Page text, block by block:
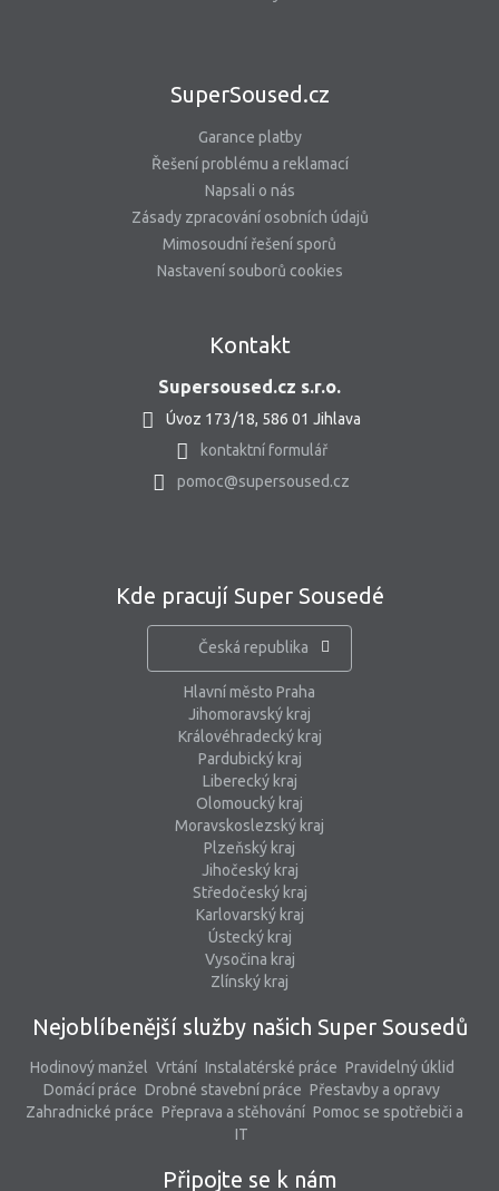
SuperSoused.cz
Garance platby
Řešení problému a reklamací
Napsali o nás
Zásady zpracování osobních údajů
Mimosoudní řešení sporů
Nastavení souborů cookies
Kontakt
Supersoused.cz s.r.o.
Úvoz 173/18, 586 01 Jihlava
kontaktní formulář
pomoc@supersoused.cz
Kde pracují Super Sousedé
Česká republika
Hlavní město Praha
Jihomoravský kraj
Královéhradecký kraj
Pardubický kraj
Liberecký kraj
Olomoucký kraj
Moravskoslezský kraj
Plzeňský kraj
Jihočeský kraj
Středočeský kraj
Karlovarský kraj
Ústecký kraj
Vysočina kraj
Zlínský kraj
Nejoblíbenější služby našich Super Sousedů
Hodinový manžel Vrtání Instalatérské práce Pravidelný úklid
Domácí práce Drobné stavební práce Přestavby a opravy
Zahradnické práce Přeprava a stěhování Pomoc se spotřebiči a
IT
Připojte se k nám